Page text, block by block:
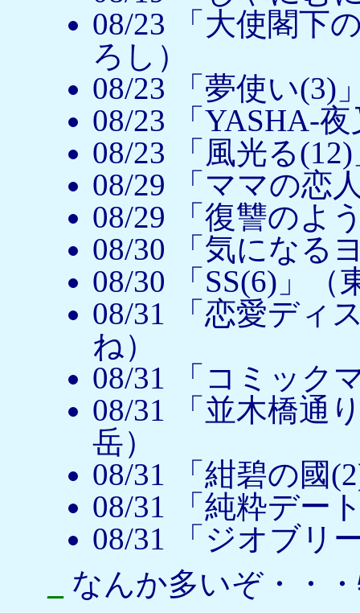
08/23 「大使閣下
ろし）
08/23 「夢使い(3)
08/23 「YASHA-
08/23 「風光る
08/29 「ママの恋
08/29 「復讐のよ
08/30 「気になる
08/30 「SS(6)」（
08/31 「恋愛ディ
ね）
08/31 「コミック
08/31 「並木橋通
岳）
08/31 「紺碧の國
08/31 「純粋デー
08/31 「ジオブリ
なんか多いぞ・・